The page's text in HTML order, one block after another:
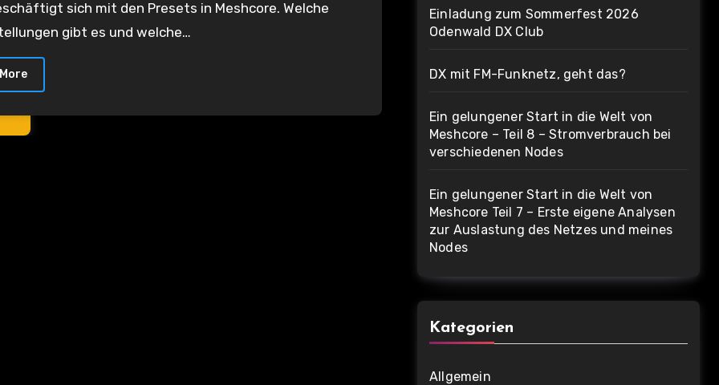
gibt es und welche…
Einladung zum Sommerfest 2026
Odenwald DX Club
DX mit FM-Funknetz, geht das?
Ein gelungener Start in die Welt von
Meshcore – Teil 8 – Stromverbrauch bei
verschiedenen Nodes
Ein gelungener Start in die Welt von
Meshcore Teil 7 – Erste eigene Analysen
zur Auslastung des Netzes und meines
Nodes
Kategorien
Allgemein